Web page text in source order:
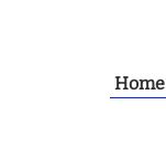
Home